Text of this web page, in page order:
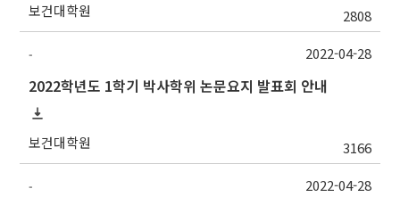
보건대학원 2808
-
2022학년도 1학기 박사학위 논문요지 발표회 안내
보건대학원 3166
2022-04-28
- 2022-04-28